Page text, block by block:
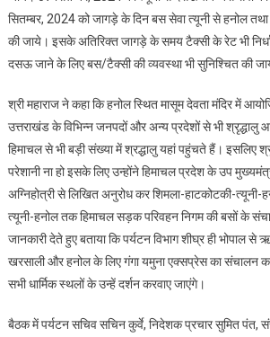
सितम्बर, 2024 को जागड़े के दिन बस सेवा त्यूनी से हनोल
की जाये। इसके अतिरिक्त जागड़े के समय टैक्सी के रेट भी
दसऊ जाने के लिए बस/टैक्सी की व्यवस्था भी सुनिश्चित की
श्री महाराज ने कहा कि हनोल स्थित मासूम देवता मंदिर में
उत्तराखंड के विभिन्न जनपदों और अन्य प्रदेशों से भी
हिमाचल से भी बड़ी संख्या में श्रद्धालु यहां पहुंचते हैं। इसलिए
परेशानी ना हो इसके लिए उन्होंने हिमाचल प्रदेश के उप
अग्निहोत्री से लिखित अनुरोध कर शिमला-हाटकोटकी-त्यूनी-
त्यूनी-हनोल तक हिमाचल सड़क परिवहन निगम की बसों के
जानकारी देते हुए बताया कि पर्यटन विभाग शीघ्र ही भोपाल से
खरसाली और हनोल के लिए गंगा यमुना एक्सप्रेस का संचालन
सभी धार्मिक स्थलों के उन्हें दर्शन करवाए जाएंगे।
बैठक में पर्यटन सचिव सचिन कुर्वे, निदेशक प्रचार सुमित पंत,